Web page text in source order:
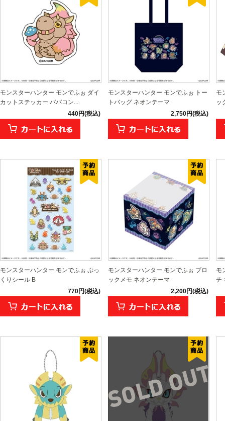
モンスターハンター モンでふぉ ダイ
カットステッカー ババコン...
440円(税込)
モンスターハンター モンでふぉ トー
トバッグ ネオンテーマ
2,750円(税込)
モ
ッ
モンスターハンター モンでふぉ ぷっ
くりシール B
770円(税込)
モンスターハンター モンでふぉ ブロ
ックメモ ネオンテーマ
2,200円(税込)
モ
チ